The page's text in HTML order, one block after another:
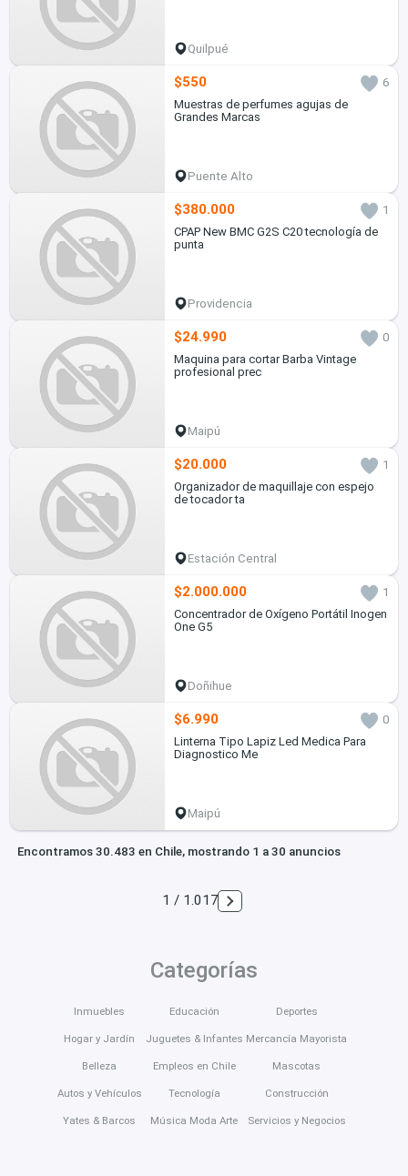
Quilpué
$550
6
Muestras de perfumes agujas de
Grandes Marcas
Puente Alto
$380.000
1
CPAP New BMC G2S C20 tecnología de
punta
Providencia
$24.990
0
Maquina para cortar Barba Vintage
profesional prec
Maipú
$20.000
1
Organizador de maquillaje con espejo
de tocador ta
Estación Central
$2.000.000
1
Concentrador de Oxígeno Portátil Inogen
One G5
Doñihue
$6.990
0
Linterna Tipo Lapiz Led Medica Para
Diagnostico Me
Maipú
Encontramos 30.483 en Chile, mostrando 1 a 30 anuncios
1 / 1.017
Categorías
Inmuebles
Hogar y Jardín
Belleza
Autos y Vehículos
Yates & Barcos
Educación
Juguetes & Infantes
Empleos en Chile
Tecnología
Música Moda Arte
Deportes
Mercancía Mayorista
Mascotas
Construcción
Servicios y Negocios